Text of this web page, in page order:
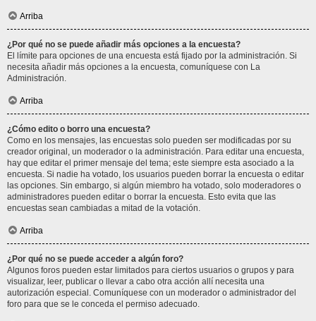
Arriba
¿Por qué no se puede añadir más opciones a la encuesta?
El límite para opciones de una encuesta está fijado por la administración. Si
necesita añadir más opciones a la encuesta, comuníquese con La
Administración.
Arriba
¿Cómo edito o borro una encuesta?
Como en los mensajes, las encuestas solo pueden ser modificadas por su
creador original, un moderador o la administración. Para editar una encuesta,
hay que editar el primer mensaje del tema; este siempre esta asociado a la
encuesta. Si nadie ha votado, los usuarios pueden borrar la encuesta o editar
las opciones. Sin embargo, si algún miembro ha votado, solo moderadores o
administradores pueden editar o borrar la encuesta. Esto evita que las
encuestas sean cambiadas a mitad de la votación.
Arriba
¿Por qué no se puede acceder a algún foro?
Algunos foros pueden estar limitados para ciertos usuarios o grupos y para
visualizar, leer, publicar o llevar a cabo otra acción allí necesita una
autorización especial. Comuníquese con un moderador o administrador del
foro para que se le conceda el permiso adecuado.